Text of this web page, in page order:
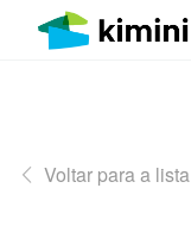
Voltar para a lista